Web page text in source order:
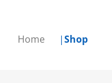
Home Shop